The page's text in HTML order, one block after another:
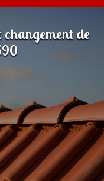
de